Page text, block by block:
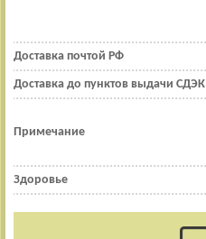
Доставка почтой РФ
Доставка до пунктов выдачи СДЭК
Примечание
Здоровье